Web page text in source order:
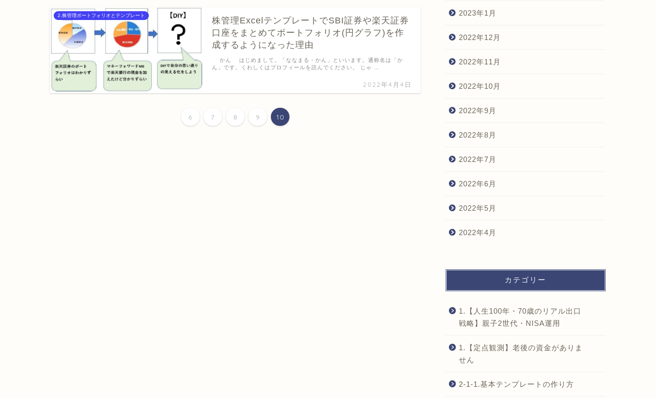
2.株管理ポートフォリオとテンプレート
株管理ExcelテンプレートでSBI証券や楽天証券
口座をまとめてポートフォリオ(円グラフ)を作
成するようになった理由
2022年4月4日
かん はじめまして。「ななまる・かん」といいます。通称名は「か
ん」です。くわしくはプロフィールを読んでください。 じゃ …
6 7 8 9 10
2023年1月
2022年12月
2022年11月
2022年10月
2022年9月
2022年8月
2022年7月
2022年6月
2022年5月
2022年4月
カテゴリー
1.【人生100年・70歳のリアル出口
戦略】親子2世代・NISA運用
1.【定点観測】老後の資金がありま
せん
2-1-1.基本テンプレートの作り方